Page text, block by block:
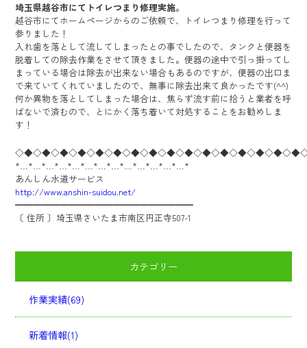
埼玉県越谷市にてトイレつまり修理実施。
越谷市にてホームページからのご依頼で、トイレつまり修理を行って
参りました！
入れ歯を落として流してしまったとの事でしたので、タンクと便器を
脱着しての除去作業をさせて頂きました。便器の途中で引っ掛ってし
まっている場合は除去が出来ない場合もあるのですが、便器の出口ま
で来ていてくれていましたので、無事に除去出来て良かったです(^^)
何か異物を落としてしまった場合は、焦らず流す前に拾うと業者を呼
ばないで済むので、とにかく落ち着いて対処することをお勧めしま
す！
*…*…*…*…*…*…*…*…*…*…*…*…*…*
あんしん水道サービス
http://www.anshin-suidou.net/
━━━━━━━━━━━━━━━━━━━━
〔 住所 〕埼玉県さいたま市南区円正寺507-1
カテゴリー
作業実績(69)
新着情報(1)